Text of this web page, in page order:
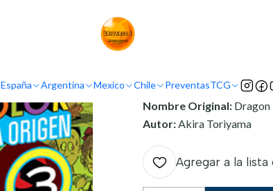
España Argentina Mexico Chile PreventasTCG
Nombre Original: Dragon
Autor:Akira Toriyama
Agregar a la